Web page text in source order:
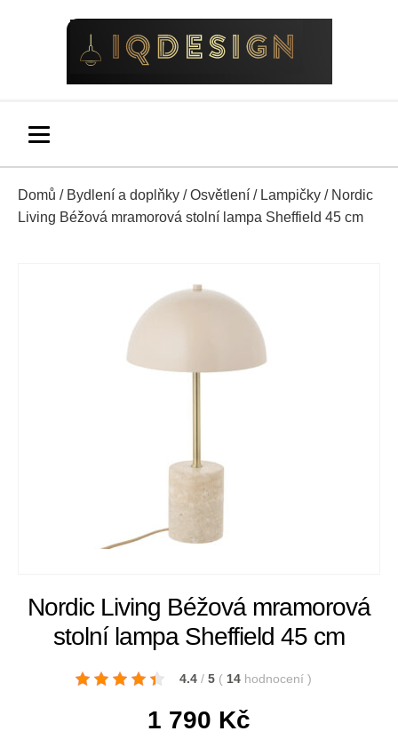
Domů / Bydlení a doplňky /Osvětlení / Lampičky / Nordic
Living Béžová mramorová stolní lampa Sheffield 45 cm
Nordic Living Béžová mramorová
stolní lampa Sheffield 45 cm
4.4 / 5 ( 14 hodnocení )
1 790 Kč